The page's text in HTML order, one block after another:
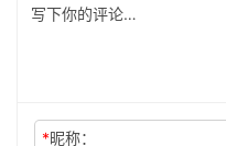
*昵称：